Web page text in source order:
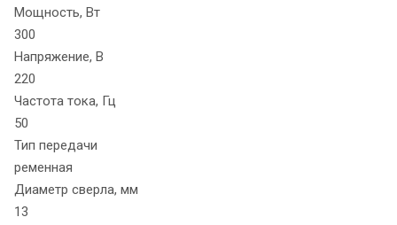
Мощность, Вт
300
Напряжение, В
220
Частота тока, Гц
50
Тип передачи
ременная
Диаметр сверла, мм
13